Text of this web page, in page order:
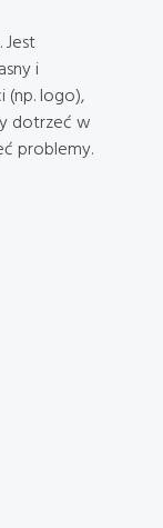
i
(np. logo),
dotrzeć w
problemy.